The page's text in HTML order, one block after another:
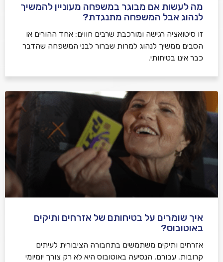
מה לעשות אם מבוגר במשפחה מעוניין להמשיך
לנהוג אבל המשפחה מתנגדת?
זו סיטואציה רגישה ומורכבת שרבים חווים: אחד ההורים או
הסבים ממשיך לנהוג למרות שברור לבני המשפחה שהדבר
כבר אינו בטיחותי.
איך שומרים על בטיחותם של אזרחים ותיקים
באוטובוס?
אזרחים ותיקים משתמשים בתחבורה הציבורית לעיתים
קרובות. עבורם, הנסיעה באוטובוס היא לא רק צורך יומיומי